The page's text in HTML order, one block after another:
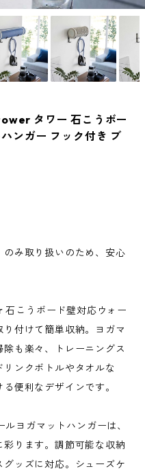
タワー 石こうボー
ンガー フック付き ブ
み取り扱いのため、安心
こうボード壁対応ウォー
付けて簡単収納。ヨガマ
も楽々、トレーニングス
ンクボトルやタオルな
便利なデザインです。
ヨガマットハンガーは、
ります。調節可能な収納
ッズに対応。シューズケ